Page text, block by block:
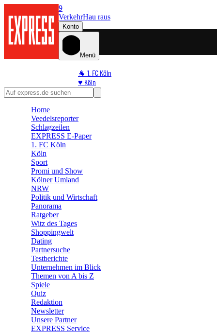
9
VerkehrHau raus
Konto
Menü
🐐 1. FC Köln
♥️ Köln
⭐ Promi
🛒 Shoppingwelt
Home
Veedelsreporter
Schlagzeilen
EXPRESS E-Paper
1. FC Köln
Köln
Sport
Promi und Show
Kölner Umland
NRW
Politik und Wirtschaft
Panorama
Ratgeber
Witz des Tages
Shoppingwelt
Dating
Partnersuche
Testberichte
Unternehmen im Blick
Themen von A bis Z
Spiele
Quiz
Redaktion
Newsletter
Unsere Partner
EXPRESS Service